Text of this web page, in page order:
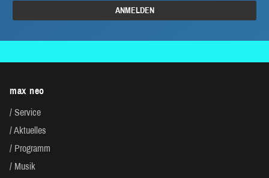
max neo
Service
Aktuelles
Programm
Musik